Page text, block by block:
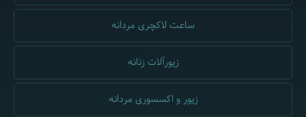
ساعت لاکچری مردانه
زیورآلات زنانه
زیور و اکسسوری مردانه